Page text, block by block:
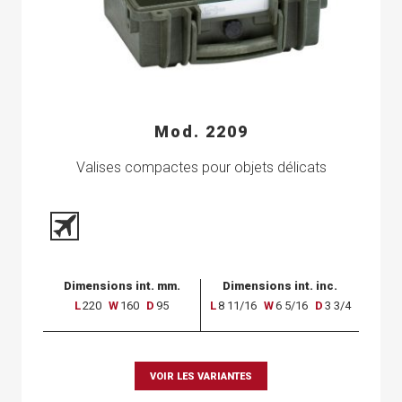
Mod. 2209
Valises compactes pour objets délicats
Dimensions int. mm.
L220 W 160 D 95
Dimensions int. inc.
L8 11/16 W6 5/16 D 3 3/4
VOIR LES VARIANTES